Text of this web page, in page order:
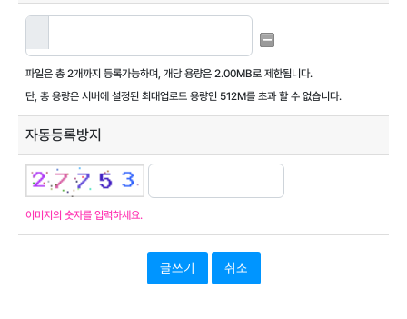
파일은 총 2개까지 등록가능하며, 개당 용량은 2.00MB로 제한됩니다.
단, 총 용량은 서버에 설정된 최대업로드 용량인 512M를 초과 할 수 없습니다.
자동등록방지
이미지의 숫자를 입력하세요.
취소